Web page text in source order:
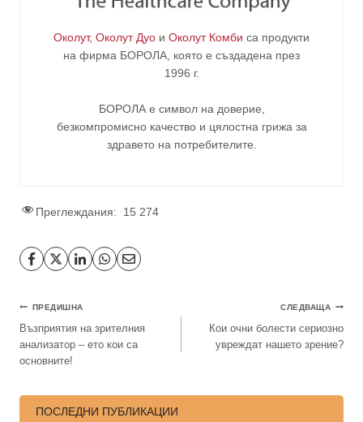
Околут, Околут Дуо и Околут Комби са продукти
на фирма БОРОЛА , която е създадена през
1996 г.
БОРОЛА е символ на доверие,
безкомпромисно качество и цялостна грижа за
здравето на потребителите
Преглеждания: 15 274
ПРЕДИШНА
Възприятия на зрителния
анализатор – ето кои са
основните!
СЛЕДВАЩА
Кои очни болести сериозно
увреждат нашето зрение?
ПОСЛЕДНИ ПУБЛИКАЦИИ